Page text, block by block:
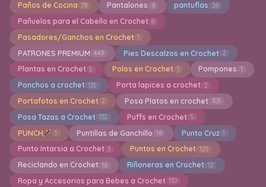
Paños de Cocina 78 Pantalones 9 pantuflas 28
Pañuelos para el Cabello en Crochet 8
Pasadores/Ganchos en Crochet 1
PATRONES PREMIUM 449 Pies Descalzos en Crochet 2
Plantas en Crochet 5 Polos en Crochet 1 Pompones 1
Ponchos a crochet 135 Porta lapices a crochet 2
Portafotos en Crochet 2 Posa Platos en crochet 105
Posa Tazas a Crochet 132 Puffs en Crochet 5
PUNCH 1 Puntillas de Ganchillo 16 Punto Cruz 1
Punto Intarsia a Crochet 3 Puntos en Crochet 125
Reciclando en Crochet 16 Riñoneras en Crochet 12
Ropa y Accesorios para Bebes a Crochet 110